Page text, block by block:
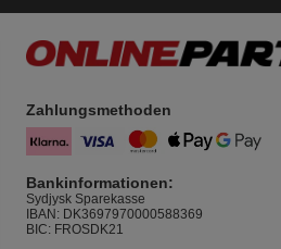
Zahlungsmethoden
Bankinformationen:
Sydjysk Sparekasse
IBAN: DK3697970000588369
BIC: FROSDK21